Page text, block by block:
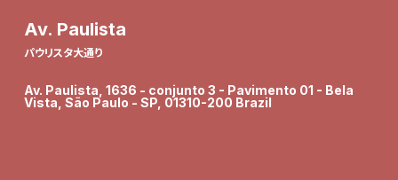
Av. Paulista
パウリスタ大通り
Av. Paulista, 1636 - conjunto 3 - Pavimento 01 - Bela
Vista, São Paulo - SP, 01310-200 Brazil